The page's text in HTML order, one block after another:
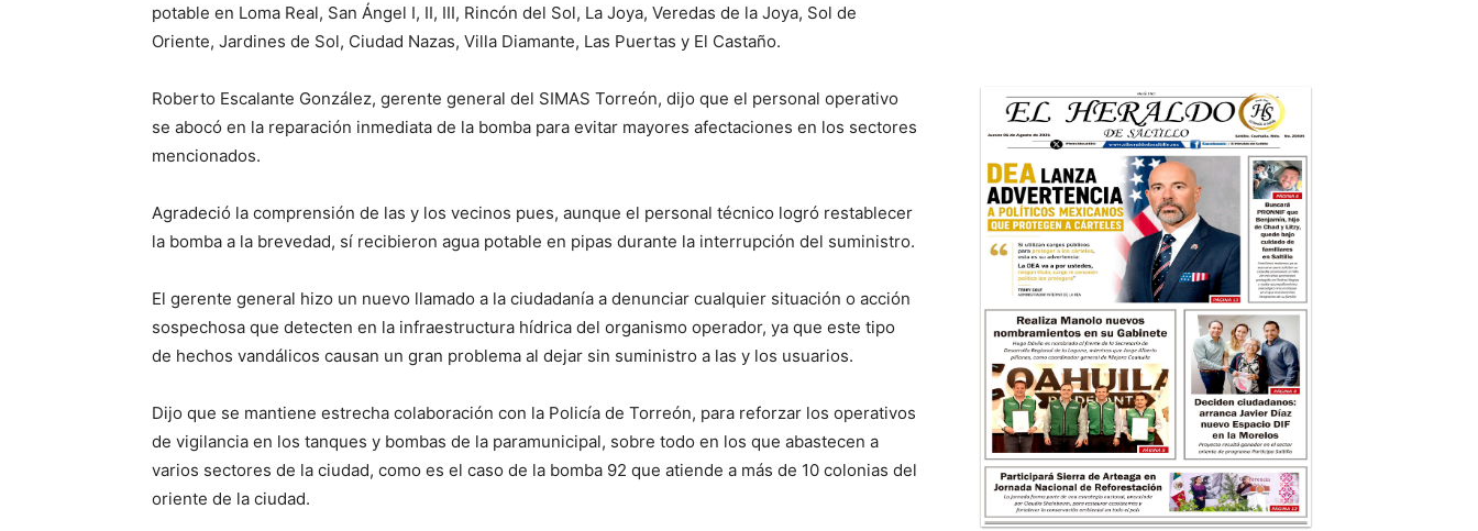
potable en Loma Real, San Ángel I, II, III, Rincón del Sol, La Joya, Veredas de la Joya, Sol de
Oriente, Jardines de Sol, Ciudad Nazas, Villa Diamante, Las Puertas y El Castaño.
Roberto Escalante González, gerente general del SIMAS Torreón, dijo que el personal operativo
se abocó en la reparación inmediata de la bomba para evitar mayores afectaciones en los sectores
mencionados.
Agradeció la comprensión de las y los vecinos pues, aunque el personal técnico logró restablecer
la bomba a la brevedad, sí recibieron agua potable en pipas durante la interrupción del suministro.
El gerente general hizo un nuevo llamado a la ciudadanía a denunciar cualquier situación o acción
sospechosa que detecten en la infraestructura hídrica del organismo operador, ya que este tipo
de hechos vandálicos causan un gran problema al dejar sin suministro a las y los usuarios.
Dijo que se mantiene estrecha colaboración con la Policía de Torreón, para reforzar los operativos
de vigilancia en los tanques y bombas de la paramunicipal, sobre todo en los que abastecen a
varios sectores de la ciudad, como es el caso de la bomba 92 que atiende a más de 10 colonias del
oriente de la ciudad.